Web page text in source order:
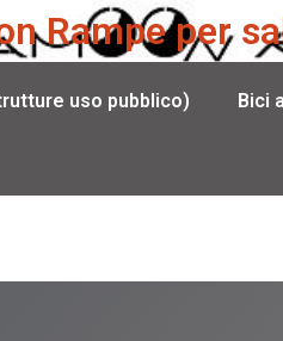
Rampe per
uso pubblico) Bici